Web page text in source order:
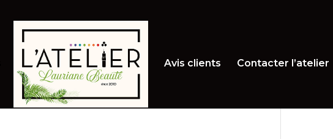
Avis clients Contacter l’atelier